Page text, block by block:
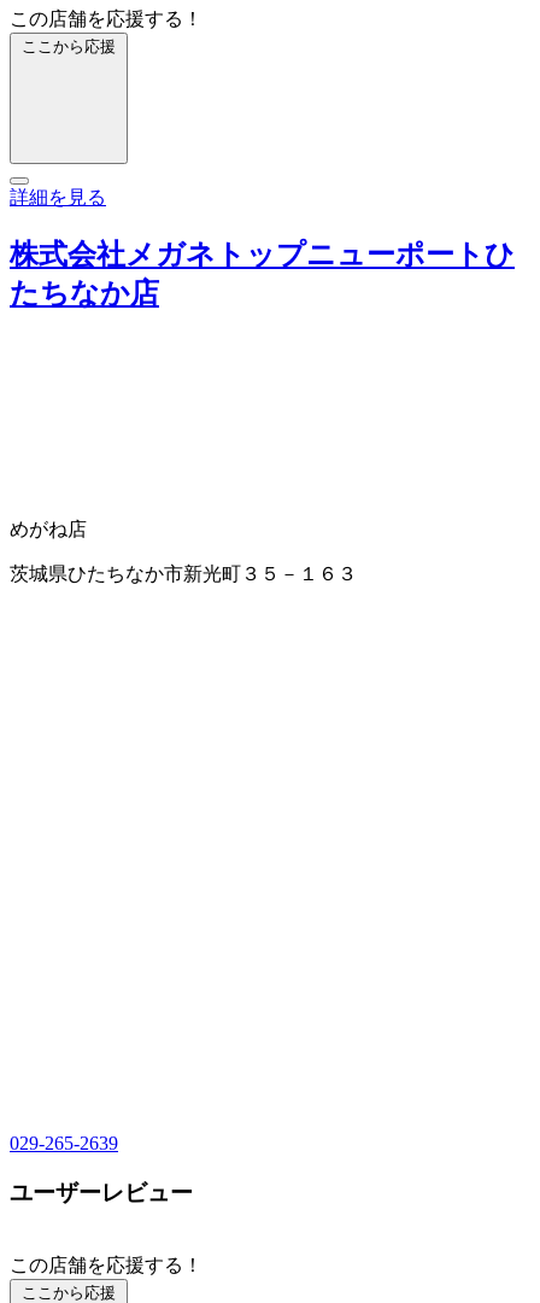
この店舗を応援する！
ここから応援
詳細を見る
株式会社メガネトップニューポートひ
たちなか店
めがね店
茨城県ひたちなか市新光町３５－１６３
029-265-2639
ユーザーレビュー
この店舗を応援する！
ここから応援